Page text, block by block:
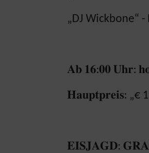
„DJ Wickbone“
𝐀𝐛 𝟏𝟔:𝟎𝟎 𝐔𝐡𝐫:
𝐇𝐚𝐮𝐩𝐭𝐩𝐫𝐞𝐢𝐬: „€
𝐄𝐈𝐒𝐉𝐀𝐆𝐃: